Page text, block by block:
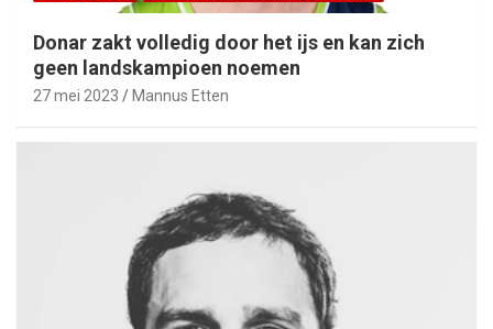
Donar zakt volledig door het ijs en kan zich
geen landskampioen noemen
27 mei 2023 Mannus Etten